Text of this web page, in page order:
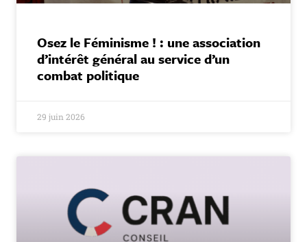
Osez le Féminisme ! : une association
d’intérêt général au service d’un
combat politique
29 juin 2026